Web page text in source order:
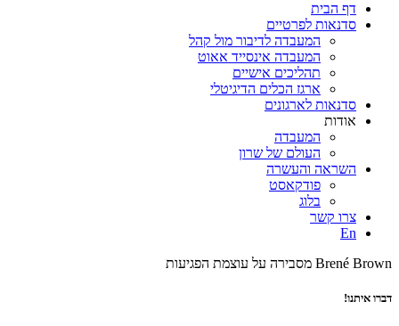
דף הבית
סדנאות לפרטיים
המעבדה לדיבור מול קהל
המעבדה אינסייד אאוט
תהליכים אישיים
ארגז הכלים הדיגיטלי
סדנאות לארגונים
אודות
המעבדה
העולם של שרון
השראה והעשרה
פודקאסט
בלוג
צרו קשר
En
Brené Brown מסבירה על עוצמת הפגיעות
דברו איתנו!